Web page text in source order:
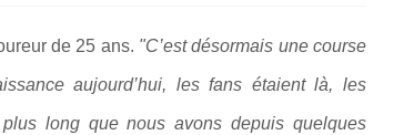
de 25 ans. "C’est désormais une course
aujourd’hui, les fans étaient là, les
long que nous avons depuis quelques